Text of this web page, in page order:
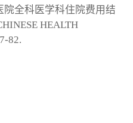
院全科医学科住院费用结
HEALTH
82.